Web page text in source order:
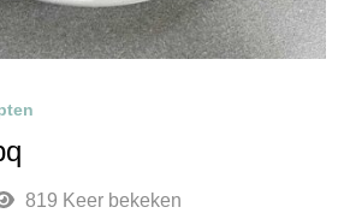
819 Keer bekeken